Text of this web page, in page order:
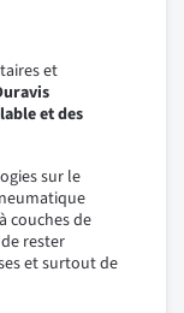
et
et des
sur le
couches de
rester
et surtout de